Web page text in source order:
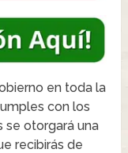
en toda la
con los
se otorgará una
recibirás de